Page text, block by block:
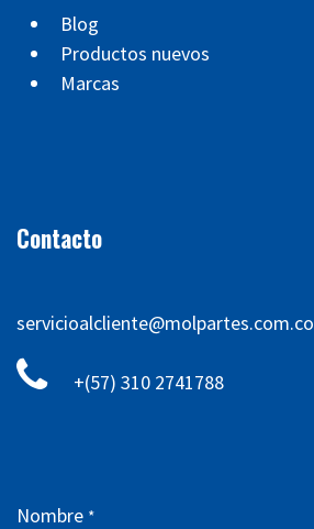
Blog
Productos nuevos
Marcas
Contacto
servicioalcliente@molpartes.com.co
+(57) 310 2741788
Nombre *